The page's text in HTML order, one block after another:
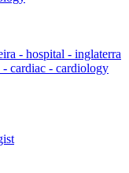
- hospital - inglaterra
cardiac - cardiology